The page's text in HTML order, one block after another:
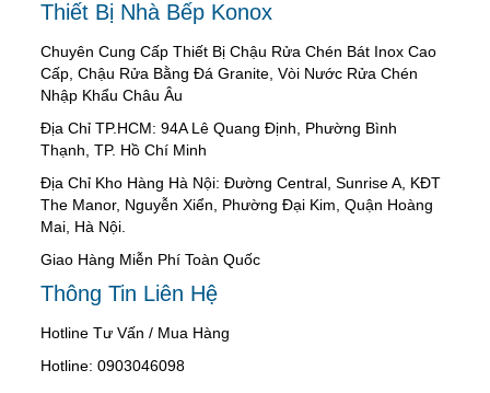
Thiết Bị Nhà Bếp Konox
Chuyên Cung Cấp Thiết Bị Chậu Rửa Chén Bát Inox Cao
Cấp, Chậu Rửa Bằng Đá Granite, Vòi Nước Rửa Chén
Nhập Khẩu Châu Âu
Địa Chỉ TP.HCM: 94A Lê Quang Định, Phường Bình
Thạnh, TP. Hồ Chí Minh
Địa Chỉ Kho Hàng Hà Nội: Đường Central, Sunrise A, KĐT
The Manor, Nguyễn Xiển, Phường Đại Kim, Quận Hoàng
Mai, Hà Nội.
Giao Hàng Miễn Phí Toàn Quốc
Thông Tin Liên Hệ
Hotline Tư Vấn / Mua Hàng
Hotline: 0903046098